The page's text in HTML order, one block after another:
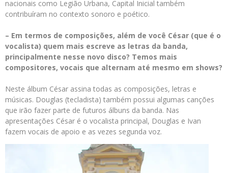
nacionais como Legião Urbana, Capital Inicial também
contribuíram no contexto sonoro e poético.
– Em termos de composições, além de você César (que é o
vocalista) quem mais escreve as letras da banda,
principalmente nesse novo disco? Temos mais
compositores, vocais que alternam até mesmo em shows?
Neste álbum César assina todas as composições, letras e
músicas. Douglas (tecladista) também possui algumas canções
que irão fazer parte de futuros álbuns da banda. Nas
apresentações César é o vocalista principal, Douglas e Ivan
fazem vocais de apoio e as vezes segunda voz.